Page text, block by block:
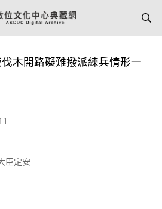
木開路礙難撥派練兵情形一
臣定安